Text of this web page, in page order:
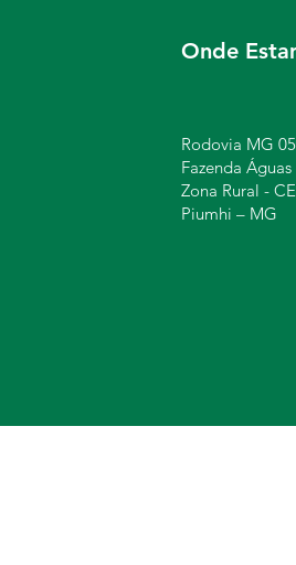
Onde
Rodovia MG
Fazenda
Zona Rural -
Piumhi – MG